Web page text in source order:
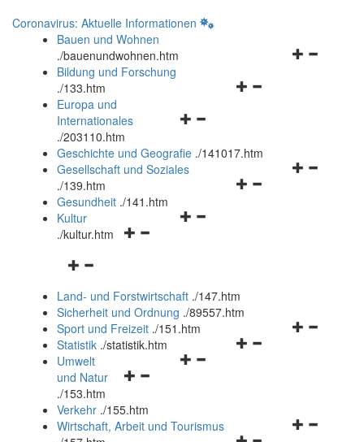
Coronavirus: Aktuelle Informationen
Bauen und Wohnen
./bauenundwohnen.htm
Navigationsmenü
Bildung und Forschung
./133.htm
Navigationsmenü
und
schließen
Europa und
Internationales
./203110.htm
Geschichte und Geografie ./141017.htm
Navigationsmenü
Gesellschaft und Soziales
./139.htm
Navigationsmenü
Gesundheit ./141.htm
Navigationsmenü
Kultur
./kultur.htm
Navigationsmenü
und
schließen
Land- und Forstwirtschaft ./147.htm
Sicherheit und Ordnung ./89557.htm
Navigationsmenü
Sport und Freizeit ./151.htm
Navigationsmenü
Statistik ./statistik.htm
Navigationsmenü
und
schließen
Umwelt
und Natur
./153.htm
Verkehr ./155.htm
Wirtschaft, Arbeit und Tourismus